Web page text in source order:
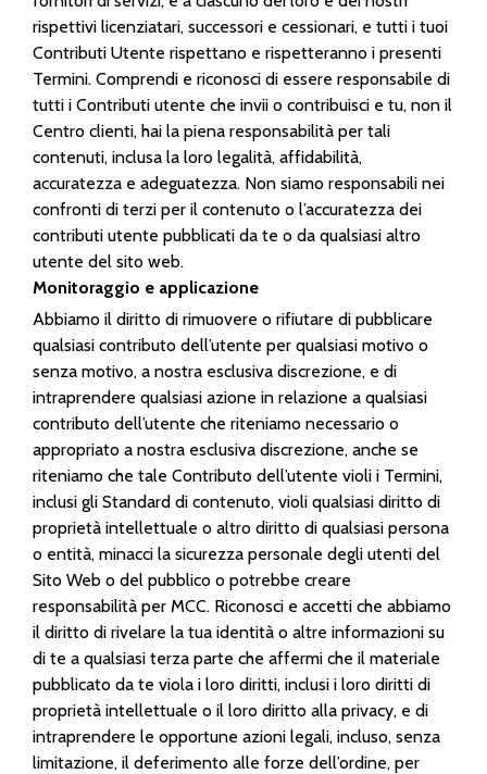
rispettivi licenziatari, successori e cessionari, e tutti i tuoi
Contributi Utente rispettano e rispetteranno i presenti
Termini. Comprendi e riconosci di essere responsabile di
tutti i Contributi utente che invii o contribuisci e tu, non il
Centro clienti, hai la piena responsabilità per tali
contenuti, inclusa la loro legalità, affidabilità,
accuratezza e adeguatezza. Non siamo responsabili nei
confronti di terzi per il contenuto o l’accuratezza dei
contributi utente pubblicati da te o da qualsiasi altro
utente del sito web.
Monitoraggio e applicazione
Abbiamo il diritto di rimuovere o rifiutare di pubblicare
qualsiasi contributo dell’utente per qualsiasi motivo o
senza motivo, a nostra esclusiva discrezione, e di
intraprendere qualsiasi azione in relazione a qualsiasi
contributo dell’utente che riteniamo necessario o
appropriato a nostra esclusiva discrezione, anche se
riteniamo che tale Contributo dell’utente violi i Termini,
inclusi gli Standard di contenuto, violi qualsiasi diritto di
proprietà intellettuale o altro diritto di qualsiasi persona
o entità, minacci la sicurezza personale degli utenti del
Sito Web o del pubblico o potrebbe creare
responsabilità per MCC. Riconosci e accetti che abbiamo
il diritto di rivelare la tua identità o altre informazioni su
di te a qualsiasi terza parte che affermi che il materiale
pubblicato da te viola i loro diritti, inclusi i loro diritti di
proprietà intellettuale o il loro diritto alla privacy, e di
intraprendere le opportune azioni legali, incluso, senza
limitazione, il deferimento alle forze dell’ordine, per